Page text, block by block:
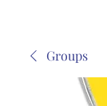
Groups